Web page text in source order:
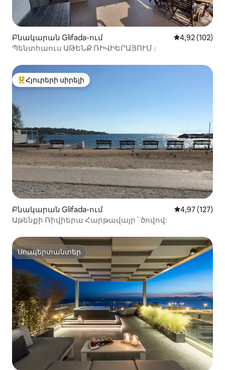
Բնակարան Glifada-ում Միջին
4,92 (102)
Պենտհաուս ԱԹԵՆՔ ՌԻՎԻԵՐԱՅՈՒՄ ։
Հյուրերի սիրելի լավագույն տները
Հյուրերի սիրելի
Բնակարան Glifada-ում Միջին
4,97 (127)
Աթենքի Ռիվիերա Հարթավայր ՝ ծովով:
Սուպերտանտեր
Սուպերտանտեր